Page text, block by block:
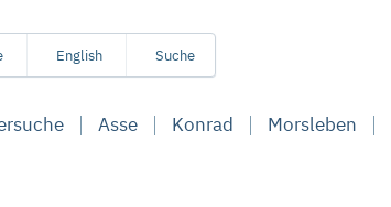
English Suche
Asse Konrad Morsleben